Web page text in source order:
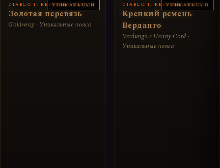
УНИКАЛЬНЫЙ
DIABLO II RESURRECTED
Золотая перевязь
Goldwrap · Уникальные пояса
УНИКАЛЬНЫЙ
DIABLO II RESURRECTED
Крепкий ремень
Верданго
Verdungo's Hearty Cord ·
Уникальные пояса